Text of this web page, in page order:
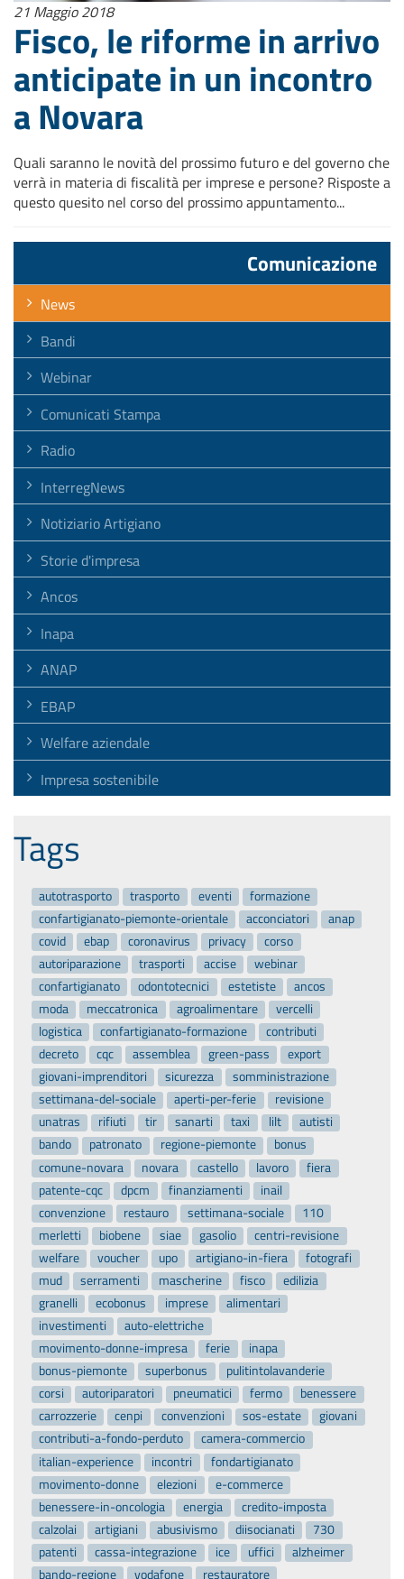
21 Maggio 2018
Fisco, le riforme in arrivo
anticipate in un incontro
a Novara
Quali saranno le novità del prossimo futuro e del governo che
verrà in materia di fiscalità per imprese e persone? Risposte a
questo quesito nel corso del prossimo appuntamento...
Comunicazione
News
Bandi
Webinar
Comunicati Stampa
Radio
InterregNews
Notiziario Artigiano
Storie d'impresa
Ancos
Inapa
ANAP
EBAP
Welfare aziendale
Impresa sostenibile
Tags
autotrasporto trasporto eventi
formazione
confartigianato-piemonte-orientale
acconciatori
anap
covid
ebap coronavirus privacy
corso
autoriparazione
trasporti accise
webinar
confartigianato
odontotecnici estetiste
ancos
moda
meccatronica agroalimentare
vercelli
logistica
confartigianato-formazione
contributi
decreto
cqc assemblea green-pass
export
giovani-imprenditori
sicurezza
somministrazione
settimana-del-sociale
aperti-per-ferie
revisione
unatras
rifiuti tir sanarti taxi lilt
autisti
bando
patronato regione-piemonte
bonus
comune-novara
novara castello lavoro
fiera
patente-cqc
dpcm finanziamenti
inail
convenzione
restauro settimana-sociale
110
merletti
biobene siae gasolio
centri-revisione
welfare
voucher upo artigiano-in-fiera
fotografi
mud
serramenti mascherine fisco
edilizia
granelli
ecobonus imprese
alimentari
investimenti
auto-elettriche
movimento-donne-impresa
ferie
inapa
bonus-piemonte
superbonus
pulitintolavanderie
corsi
autoriparatori pneumatici fermo
benessere
carrozzerie
cenpi convenzioni sos-estate
giovani
contributi-a-fondo-perduto
camera-commercio
italian-experience
incontri
fondartigianato
movimento-donne
elezioni
e-commerce
benessere-in-oncologia
energia
credito-imposta
calzolai
artigiani abusivismo diisocianati
730
patenti
cassa-integrazione ice uffici
alzheimer
bando-regione
vodafone restauratore